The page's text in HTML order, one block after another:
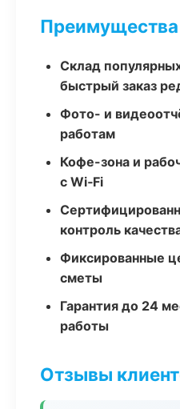
Склад
быстрый заказ
Фото- и
работам
Кофе-зона и
с Wi‑Fi
контроль
Фиксированные
сметы
Гарантия до 24
работы
Отзывы